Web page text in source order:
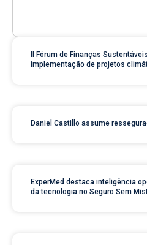
II Fórum de Finanças
implementação de projetos
Daniel Castillo assume
ExperMed destaca inteligência
da tecnologia no Seguro Sem